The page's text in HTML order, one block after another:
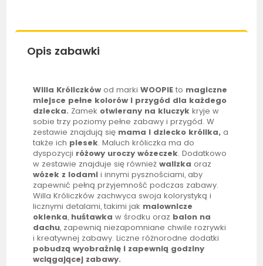
Opis zabawki
Willa Króliczków od markiWOOPIE to magiczne
miejsce pełne kolorów i przygód dla każdego
dziecka. Zamek otwierany na kluczyk kryje w
sobie trzy poziomy pełne zabawy i przygód. W
zestawie znajdują się mama i dziecko królika, a
także ich piesek. Maluch króliczka ma do
dyspozycji różowy uroczy wózeczek. Dodatkowo
w zestawie znajduje się równieżwalizka oraz
wózek z lodami i innymi pysznościami, aby
zapewnić pełną przyjemność podczas zabawy.
Willa Króliczków zachwyca swoja kolorystyką i
licznymi detalami, takimi jak malownicze
okienka, huśtawka w środku oraz balon na
dachu, zapewnią niezapomniane chwile rozrywki
i kreatywnej zabawy. Liczne różnorodne dodatki
pobudzą wyobraźnię i zapewnią godziny
wciągającej zabawy.